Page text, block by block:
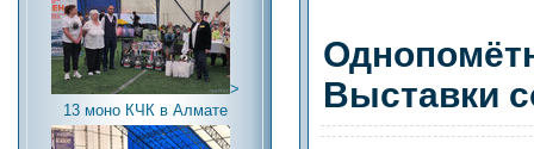
>
13 моно КЧК в Алмате
Выставки